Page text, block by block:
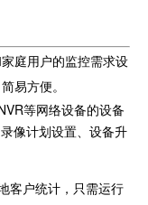
庭用户的监控需求设
易方便。
等网络设备的设备
像计划设置、设备升
客户统计，只需运行